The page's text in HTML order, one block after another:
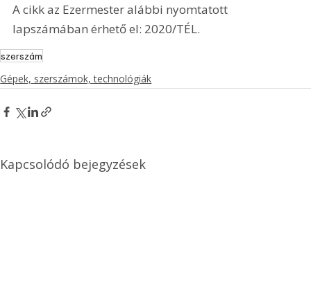
A cikk az Ezermester alábbi nyomtatott
lapszámában érhető el: 2020/TÉL.
szerszám
Gépek, szerszámok, technológiák
Kapcsolódó bejegyzések